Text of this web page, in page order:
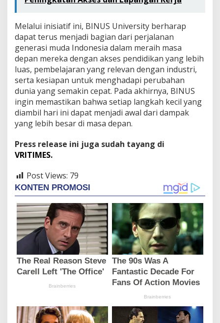
Melalui inisiatif ini, BINUS University berharap
dapat terus menjadi bagian dari perjalanan
generasi muda Indonesia dalam meraih masa
depan mereka dengan akses pendidikan yang lebih
luas, pembelajaran yang relevan dengan industri,
serta kesiapan untuk menghadapi perubahan
dunia yang semakin cepat. Pada akhirnya, BINUS
ingin memastikan bahwa setiap langkah kecil yang
diambil hari ini dapat menjadi awal dari dampak
yang lebih besar di masa depan.
Press release ini juga sudah tayang di
VRITIMES.
Post Views: 79